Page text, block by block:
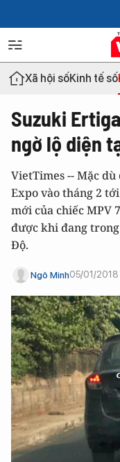
Xã hội sốKinh tế số
Suzuki
ngờ lộ diện
VietTimes -- Mặc
Expo vào tháng 2
mới của chiếc MPV
được khi đang
Độ.
Ngô Minh05/01/2018